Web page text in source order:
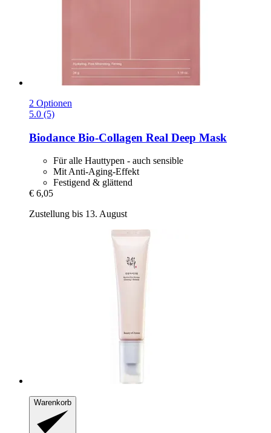
2 Optionen
5.0 (5)
Biodance Bio-​Collagen Real Deep Mask
Für alle Hauttypen - auch sensible
Mit Anti-Aging-Effekt
Festigend & glättend
€ 6,05
Zustellung bis 13. August
Warenkorb